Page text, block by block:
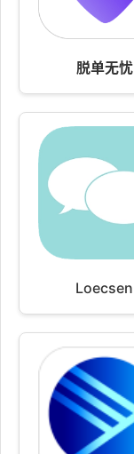
脱单无忧
Loecsen